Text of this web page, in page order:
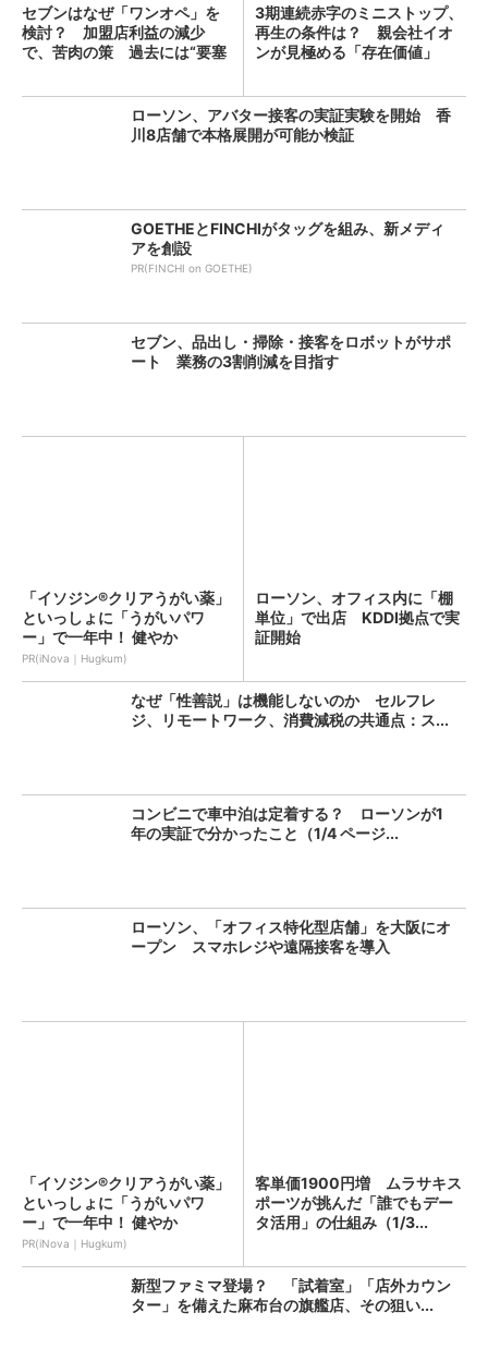
セブンはなぜ「ワンオペ」を
検討？ 加盟店利益の減少
で、苦肉の策 過去には“要塞
3期連続赤字のミニストップ、
再生の条件は？ 親会社イオ
ンが見極める「存在価値」
ローソン、アバター接客の実証実験を開始 香
川8店舗で本格展開が可能か検証
GOETHEとFINCHIがタッグを組み、新メディ
アを創設
PR(FINCHI on GOETHE)
セブン、品出し・掃除・接客をロボットがサポ
ート 業務の3割削減を目指す
「イソジン®クリアうがい薬」
といっしょに「うがいパワ
ー」で一年中！ 健やか
PR(iNova｜Hugkum)
ローソン、オフィス内に「棚
単位」で出店 KDDI拠点で実
証開始
なぜ「性善説」は機能しないのか セルフレ
ジ、リモートワーク、消費減税の共通点：ス...
コンビニで車中泊は定着する？ ローソンが1
年の実証で分かったこと（1/4 ページ...
ローソン、「オフィス特化型店舗」を大阪にオ
ープン スマホレジや遠隔接客を導入
「イソジン®クリアうがい薬」
といっしょに「うがいパワ
ー」で一年中！ 健やか
PR(iNova｜Hugkum)
客単価1900円増 ムラサキス
ポーツが挑んだ「誰でもデー
タ活用」の仕組み（1/3...
新型ファミマ登場？ 「試着室」「店外カウン
ター」を備えた麻布台の旗艦店、その狙い...